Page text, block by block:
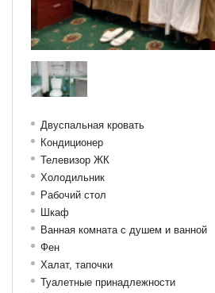
Двуспальная кровать
Кондиционер
Телевизор ЖК
Холодильник
Рабочий стол
Шкаф
Ванная комната с душем и ванной
Фен
Халат, тапочки
Туалетные принадлежности